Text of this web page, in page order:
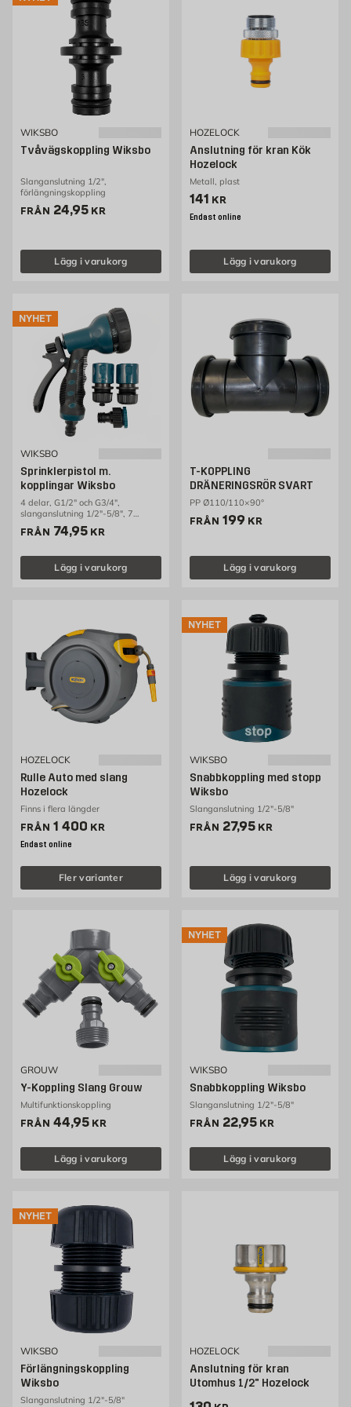
WIKSBO
Tvåvägskoppling Wiksbo
Slanganslutning 1/2",
förlängningskoppling
FRÅN Pris 24.95 kr
24,95 KR
Lägg i varukorg
HOZELOCK
Anslutning för kran Kök
Hozelock
Metall, plast
Pris 141 kr
141 KR
Endast online
Lägg i varukorg
NYHET
WIKSBO
Sprinklerpistol m.
kopplingar Wiksbo
4 delar, G1/2" och G3/4",
slanganslutning 1/2"-5/8", 7
sprutmönster
FRÅN Pris 74.95 kr
74,95 KR
Lägg i varukorg
T-KOPPLING
DRÄNERINGSRÖR SVART
PP Ø110/110×90°
FRÅN Pris 199 kr
199 KR
Lägg i varukorg
HOZELOCK
Rulle Auto med slang
Hozelock
Finns i flera längder
FRÅN Pris 1400 kr
1 400 KR
Endast online
Fler varianter
NYHET
WIKSBO
Snabbkoppling med stopp
Wiksbo
Slanganslutning 1/2"-5/8"
FRÅN Pris 27.95 kr
27,95 KR
Lägg i varukorg
GROUW
Y-Koppling Slang Grouw
Multifunktionskoppling
FRÅN Pris 44.95 kr
44,95 KR
Lägg i varukorg
NYHET
WIKSBO
Snabbkoppling Wiksbo
Slanganslutning 1/2"-5/8"
FRÅN Pris 22.95 kr
22,95 KR
Lägg i varukorg
NYHET
WIKSBO
Förlängningskoppling
Wiksbo
Slanganslutning 1/2"-5/8"
HOZELOCK
Anslutning för kran
Utomhus 1/2" Hozelock